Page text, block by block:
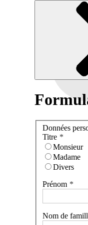
Données
Titre
Monsieur
Madame
Divers
Prénom
Nom de